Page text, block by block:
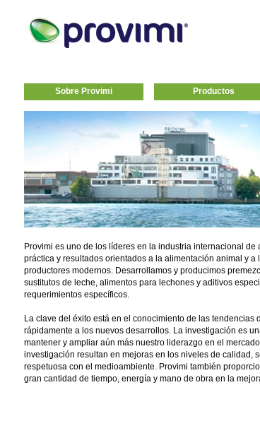
Sobre Provimi Productos
Provimi es uno de los líderes en la industria internacional
práctica y resultados orientados a la alimentación animal y
productores modernos. Desarrollamos y producimos
sustitutos de leche, alimentos para lechones y aditivos
requerimientos específicos.
La clave del éxito está en el conocimiento de las
rápidamente a los nuevos desarrollos. La investigación es
mantener y ampliar aún más nuestro liderazgo en el
investigación resultan en mejoras en los niveles de calidad,
respetuosa con el medioambiente. Provimi también
gran cantidad de tiempo, energía y mano de obra en la